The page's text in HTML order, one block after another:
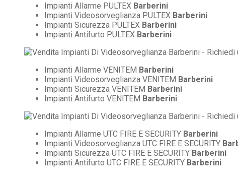
Impianti Allarme PULTEX Barberini
Impianti Videosorveglianza PULTEX Barberini
Impianti Sicurezza PULTEX Barberini
Impianti Antifurto PULTEX Barberini
Impianti Allarme VENITEM Barberini
Impianti Videosorveglianza VENITEM Barberini
Impianti Sicurezza VENITEM Barberini
Impianti Antifurto VENITEM Barberini
Impianti Allarme UTC FIRE E SECURITY Barberini
Impianti Videosorveglianza UTC FIRE E SECURITY
Impianti Sicurezza UTC FIRE E SECURITY Barberini
Impianti Antifurto UTC FIRE E SECURITY Barberini